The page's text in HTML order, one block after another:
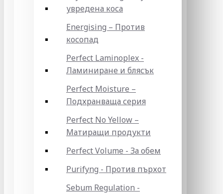
увредена коса
Energising – Против
косопад
Perfect Laminoplex -
Ламиниране и блясък
Perfect Moisture –
Подхранваща серия
Perfect No Yellow –
Матиращи продукти
Perfect Volume - За обем
Purifyng - Против пърхот
Sebum Regulation -